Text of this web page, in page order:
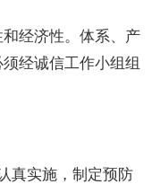
经济性。体系、产
经诚信工作小组组
真实施，制定预防